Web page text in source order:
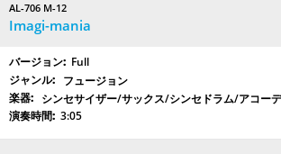
AL-706 M-12
Imagi-mania
Full
フュージョン
シンセサイザー/サックス/シンセドラム/アコー
3:05